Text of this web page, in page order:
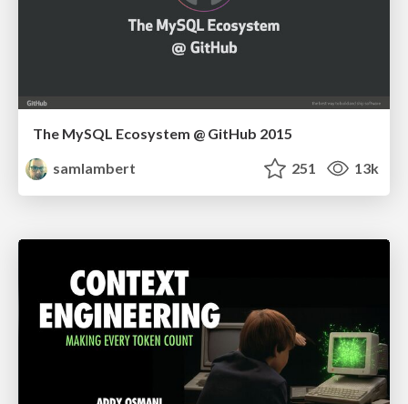
The MySQL Ecosystem @ GitHub 2015
samlambert
251 13k